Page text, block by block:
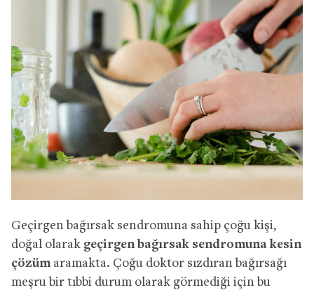
Geçirgen bağırsak sendromuna sahip çoğu kişi,
doğal olarak geçirgen bağırsak sendromuna kesin
çözümaramakta. Çoğu doktor sızdıran bağırsağı
meşru bir tıbbi durum olarak görmediği için bu